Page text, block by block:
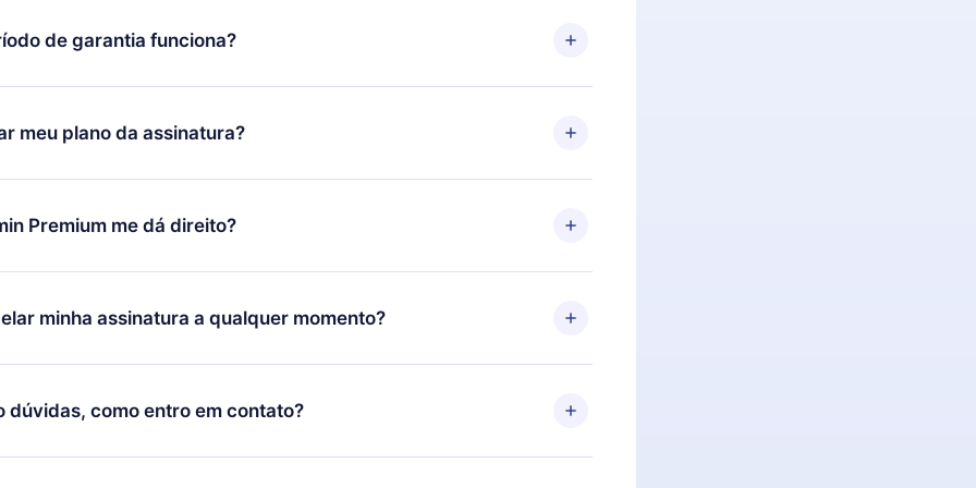
de garantia funciona?
nosso aplicativo e começar a aproveitar nossa biblioteca. Se por algum
satisfeito com nossa plataforma, basta entrar em contato com nossa
(contato@12min.com) em até 7 dias após a compra e solicitar o
meu plano da assinatura?
só se aplicará a partir do próximo período de cobrança. Por
decidiu mudar sua assinatura mensal para anual, após confirmar a
o plano anual, o novo plano só será aplicado e cobrado após o aniversário
Premium me dá direito?
é um plano que te garante acesso a toda nossa biblioteca de 2500+
em 3 línguas (Inglês, espanhol e português) que você pode ler ou
momento através do nosso aplicativo disponível para iOS, Android e
minha assinatura a qualquer momento?
por não renovar sua assinatura do 12min, você pode cancelar a
e o próximo ciclo de cobrança não ocorrerá.
dúvidas, como entro em contato?
para entrar em contato porsupport@12min.com.